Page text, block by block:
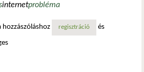
internetprobléma
kimaradás: megint elromlott az internet
hozzászóláshoz regisztráció és